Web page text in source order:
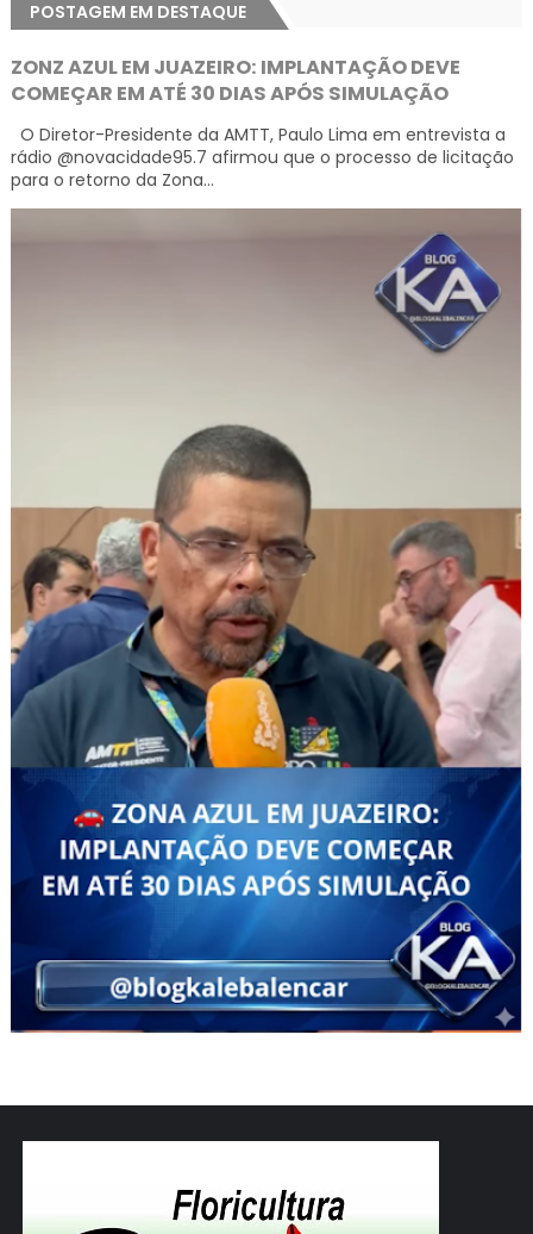
POSTAGEM EM DESTAQUE
ZONZ AZUL EM JUAZEIRO: IMPLANTAÇÃO DEVE
COMEÇAR EM ATÉ 30 DIAS APÓS SIMULAÇÃO
O Diretor-Presidente da AMTT, Paulo Lima em entrevista a
rádio @novacidade95.7 afirmou que o processo de licitação
para o retorno da Zona...